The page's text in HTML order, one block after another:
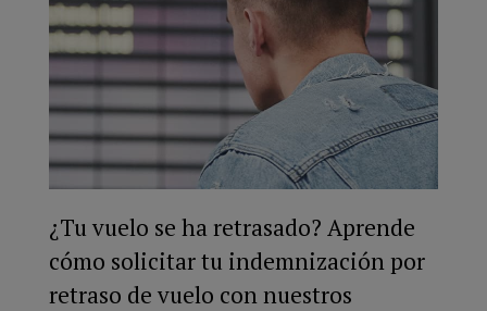
¿Tu vuelo se ha retrasado? Aprende
cómo solicitar tu indemnización por
retraso de vuelo con nuestros